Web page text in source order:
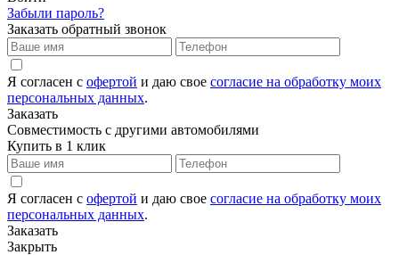
Забыли пароль?
Заказать обратный звонок
Я согласен с офертой и даю свое согласие на обработку моих
персональных данных.
Заказать
Совместимость с другими автомобилями
Купить в 1 клик
Я согласен с офертой и даю свое согласие на обработку моих
персональных данных.
Заказать
Закрыть